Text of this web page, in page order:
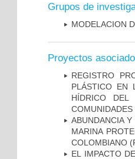
Grupos de
MODELACION
Proyectos
REGISTRO
PLÁSTICO EN
HÍDRICO DEL
ABUNDANCIA
MARINA
COLOMBIANO
EL IMPACTO